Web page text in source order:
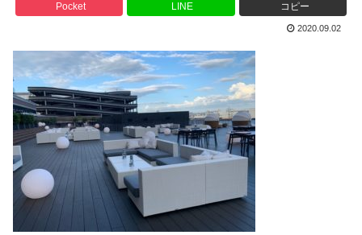
Pocket LINE コピー
2020.09.02